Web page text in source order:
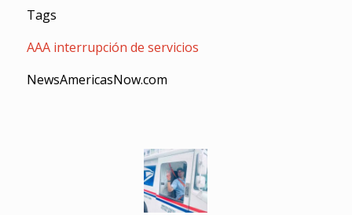
Tags
AAA interrupción de servicios
NewsAmericasNow.com